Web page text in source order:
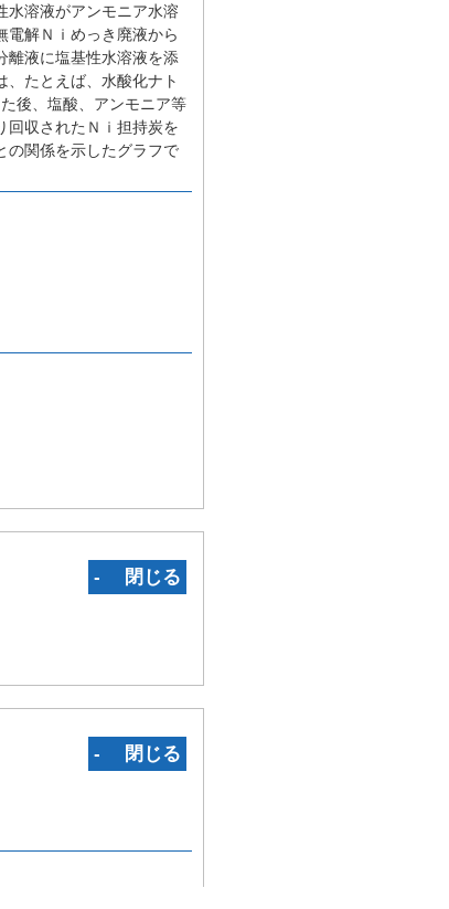
水溶液がアンモニア水溶
電解Ｎｉめっき廃液から
離液に塩基性水溶液を添
たとえば、水酸化ナト
後、塩酸、アンモニア等
回収されたＮｉ担持炭を
の関係を示したグラフで
‐ 閉じる
‐ 閉じる